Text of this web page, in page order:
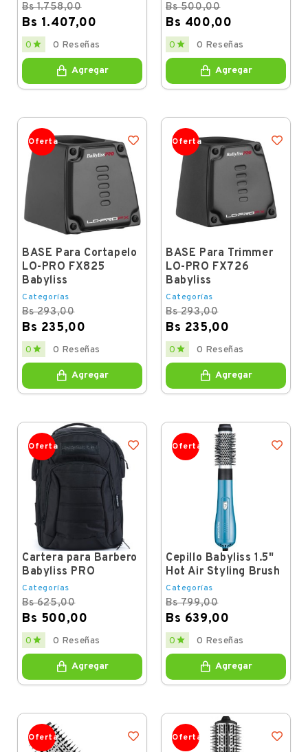
Bs 1.758,00
Bs 1.407,00
Regular
price
Price
0  0 Reseñas
Agregar
Bs 500,00
Bs 400,00
Regular
price
Price
0  0 Reseñas
Agregar
Oferta
BASE Para Cortapelo
LO-PRO FX825
Babyliss
Categorías
Bs 293,00
Bs 235,00
Regular
price
Price
0  0 Reseñas
Agregar
Oferta
BASE Para Trimmer
LO-PRO FX726
Babyliss
Categorías
Bs 293,00
Bs 235,00
Regular
price
Price
0  0 Reseñas
Agregar
Oferta
Cartera para Barbero
Babyliss PRO
Categorías
Bs 625,00
Bs 500,00
Regular
price
Price
0  0 Reseñas
Agregar
Oferta
Cepillo Babyliss 1.5"
Hot Air Styling Brush
Categorías
Bs 799,00
Bs 639,00
Regular
price
Price
0  0 Reseñas
Agregar
Oferta Oferta